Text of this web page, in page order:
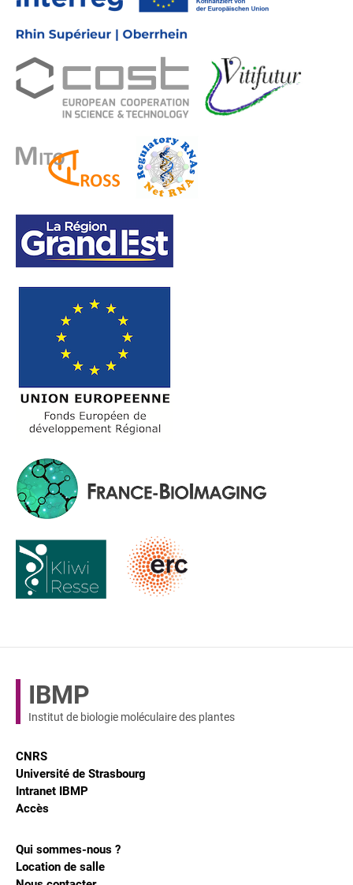
IBMP
Institut de biologie moléculaire des plantes
CNRS
Université de Strasbourg
Intranet IBMP
Accès
Qui sommes-nous ?
Location de salle